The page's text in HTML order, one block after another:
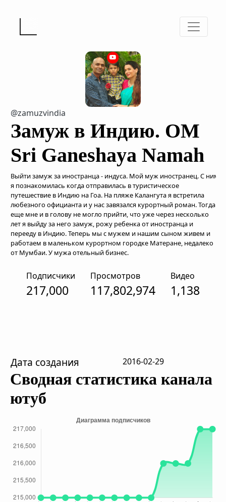
@zamuzvindia
Замуж в Индию. OM
Sri Ganeshaya Namah
Выйти замуж за иностранца - индуса. Мой муж иностранец. С ним
я познакомилась когда отправилась в туристическое
путешествие в Индию на Гоа. На пляже Калангута я встретила
любезного официанта и у нас завязался курортный роман. Тогда
еще мне и в голову не могло прийти, что уже через несколько
лет я выйду за него замуж, рожу ребенка от иностранца и
перееду в Индию. Теперь мы с мужем и нашим сыном живем и
работаем в маленьком курортном городке Матеране, недалеко
от Мумбаи. У мужа отельный бизнес.
Подписчики
217,000
Просмотров
117,802,974
Видео
1,138
Дата создания 2016-02-29
Сводная статистика канала
ютуб